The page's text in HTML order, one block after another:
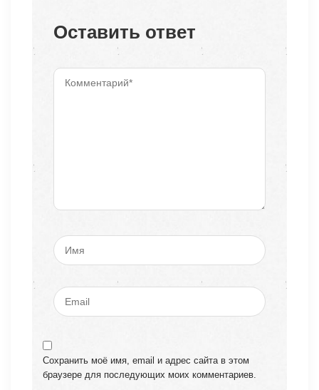
Оставить ответ
Сохранить моё имя, email и адрес сайта в этом
браузере для последующих моих комментариев.